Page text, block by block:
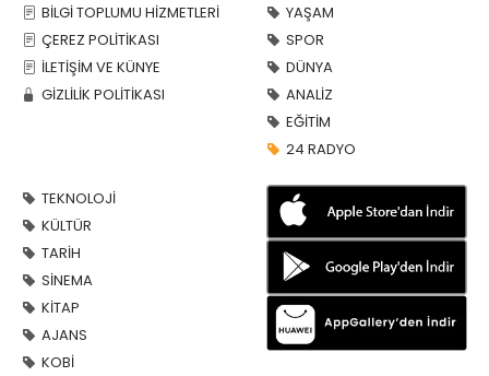
BİLGİ TOPLUMU HİZMETLERİ
ÇEREZ POLİTİKASI
İLETİŞİM VE KÜNYE
GİZLİLİK POLİTİKASI
YAŞAM
SPOR
DÜNYA
ANALİZ
EĞİTİM
24 RADYO
TEKNOLOJİ
KÜLTÜR
TARİH
SİNEMA
KİTAP
AJANS
KOBİ